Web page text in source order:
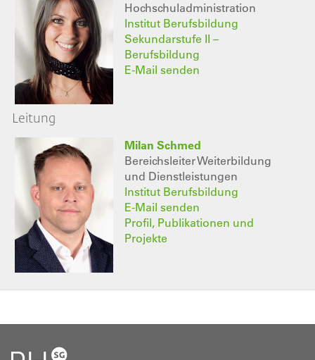
Hochschuladministration
Institut Berufsbildung
Sekundarstufe II –
Berufsbildung
E-Mail senden
Leitung
Milan Schmed
Bereichsleiter Weiterbildung
und Dienstleistungen
Institut Berufsbildung
E-Mail senden
Profil, Publikationen und
Projekte